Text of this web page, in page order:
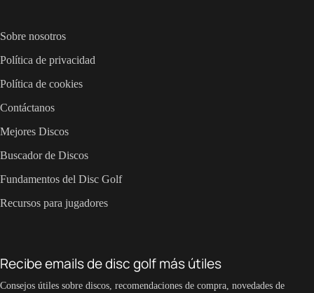
Sobre nosotros
Política de privacidad
Política de cookies
Contáctanos
Mejores Discos
Buscador de Discos
Fundamentos del Disc Golf
Recursos para jugadores
Recibe emails de disc golf más útiles
Consejos útiles sobre discos, recomendaciones de compra, novedades de